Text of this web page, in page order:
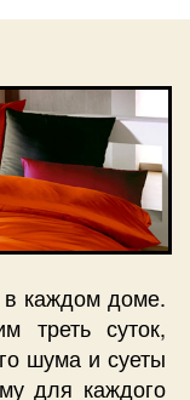
каждом доме.
треть суток,
шума и суеты
для каждого